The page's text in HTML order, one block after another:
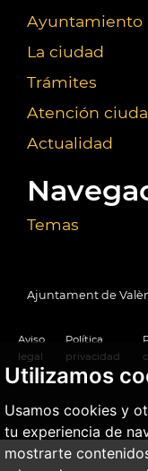
Utilizamos
Usamos cookies y
tu experiencia de
mostrarte
Ayuntamiento
La ciudad
Trámites
Atención
Actualidad
Temas
Ajuntament de
Aviso
legal
Política
privacidad